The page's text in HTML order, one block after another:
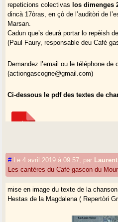
repeticions colectivas los dimenges
dincà 17òras, en çò de l’auditòri de
Marsan.
Cadun que’s deurà portar lo repèish
(Paul Faury, responsable deu Cafè
Demandez l’email ou le téléphone
(actiongascogne@gmail.com)
Ci-dessous le pdf des textes de
# Le 4 avril 2019 à 09:57 par
Les cantères du Café gascon du
mise en image du texte de la
Hestas de la Magdalena ( Repertòri